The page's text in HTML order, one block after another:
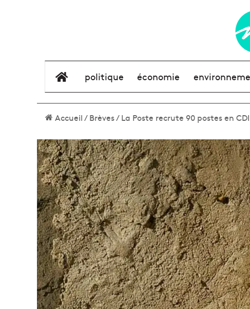
élément de menu
politique économie
Accueil/Brèves/La Poste recrute 90 postes en